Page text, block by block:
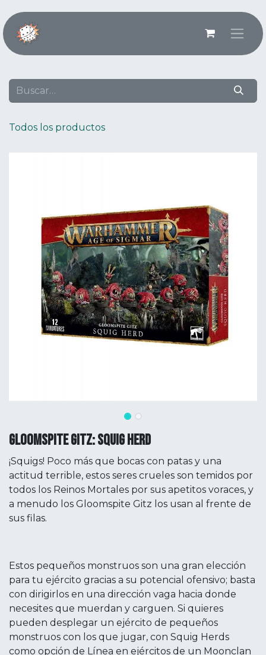
Todos los productos
GLOOMSPITE GITZ: SQUIG HERD
¡Squigs! Poco más que bocas con patas y una
actitud terrible, estos seres crueles son temidos por
todos los Reinos Mortales por sus apetitos voraces, y
a menudo los Gloomspite Gitz los usan al frente de
sus filas.
Estos pequeños monstruos son una gran elección
para tu ejército gracias a su potencial ofensivo; basta
con dirigirlos en una dirección vaga hacia donde
necesites que muerdan y carguen. Si quieres
pueden desplegar un ejército de pequeños
monstruos con los que jugar, con Squig Herds
como opción de Línea en ejércitos de un Moonclan